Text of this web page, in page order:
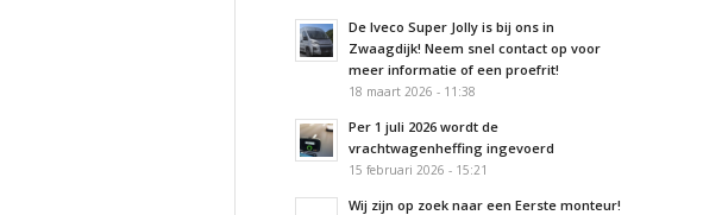
De Iveco Super Jolly is bij ons in
Zwaagdijk! Neem snel contact op voor
meer informatie of een proefrit!
18 maart 2026 - 11:38
Per 1 juli 2026 wordt de
vrachtwagenheffing ingevoerd
15 februari 2026 - 15:21
Wij zijn op zoek naar een Eerste monteur!